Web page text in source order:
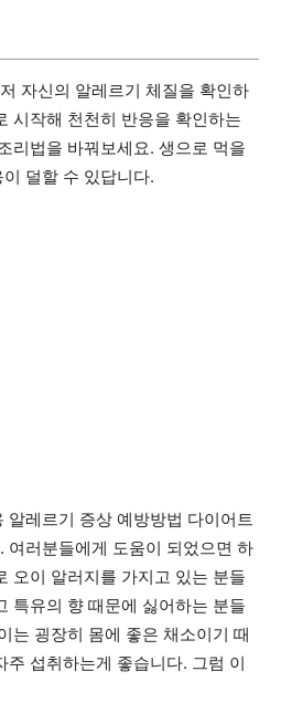
자신의 알레르기 체질을 확인하
시작해 천천히 반응을 확인하는
리법을 바꿔보세요. 생으로 먹을
덜할 수 있답니다.
알레르기 증상 예방방법 다이어트
여러분들에게 도움이 되었으면 하
오이 알러지를 가지고 있는 분들
특유의 향 때문에 싫어하는 분들
는 굉장히 몸에 좋은 채소이기 때
주 섭취하는게 좋습니다. 그럼 이